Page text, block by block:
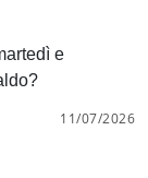
e
11/07/2026